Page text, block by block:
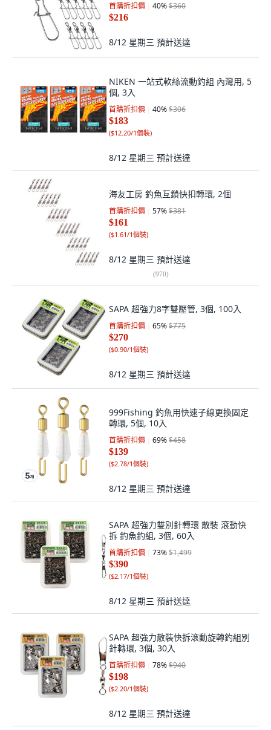
首購折扣價 40%$360
$216
8/12 星期三 預計送達
NIKEN 一站式軟絲流動釣組 內灣用, 5
個, 3入
首購折扣價 40%$306
$183
($12.20/1個裝)
8/12 星期三 預計送達
海友工房 釣魚互鎖快扣轉環, 2個
首購折扣價 57%$381
$161
($1.61/1個裝)
8/12 星期三 預計送達
(970)
SAPA 超強力8字雙壓管, 3個, 100入
首購折扣價 65%$775
$270
($0.90/1個裝)
8/12 星期三 預計送達
999Fishing 釣魚用快速子線更換固定
轉環, 5個, 10入
首購折扣價 69%$458
$139
($2.78/1個裝)
8/12 星期三 預計送達
SAPA 超強力雙別針轉環 散裝 滾動快
拆 釣魚釣組, 3個, 60入
首購折扣價 73%$1,499
$390
($2.17/1個裝)
8/12 星期三 預計送達
SAPA 超強力散裝快拆滾動旋轉釣組別
針轉環, 3個, 30入
首購折扣價 78%$940
$198
($2.20/1個裝)
8/12 星期三 預計送達